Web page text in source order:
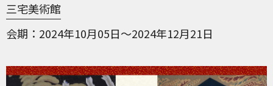
三宅美術館
会期
2024年10月05日～2024年12月21日